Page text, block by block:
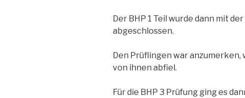
Der BHP 1 Teil wurde dann mit
abgeschlossen.
Den Prüflingen war
von ihnen abfiel.
Für die BHP 3 Prüfung ging es